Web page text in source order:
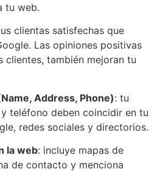
tu web.
clientas satisfechas que
Las opiniones positivas
clientes, también mejoran tu
Address, Phone): tu
teléfono deben coincidir en tu
redes sociales y directorios.
la web: incluye mapas de
de contacto y menciona